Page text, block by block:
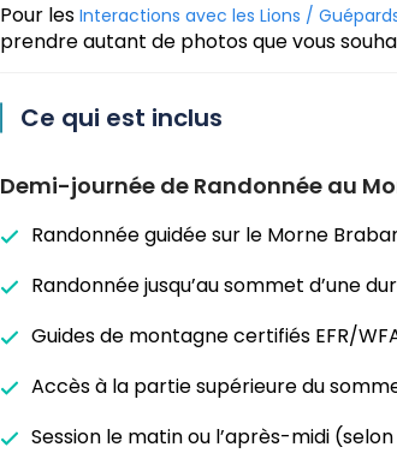
Pour les Interactions avec les Lions /
prendre autant de photos que vous
Ce qui est inclus
Demi-journée de Randonnée au
Randonnée guidée sur le Morne
Randonnée jusqu’au sommet d’une
Guides de montagne certifiés EFR/
Accès à la partie supérieure du
Session le matin ou l’après-midi